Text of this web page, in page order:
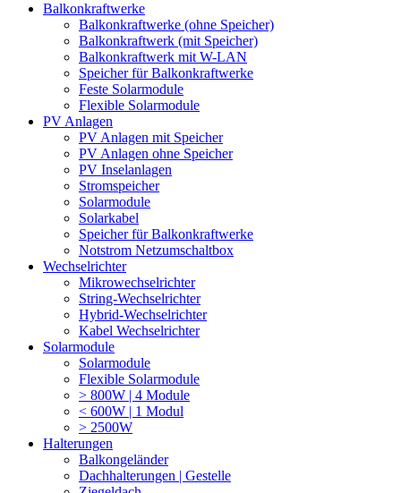
Balkonkraftwerke
Balkonkraftwerke (ohne Speicher)
Balkonkraftwerk (mit Speicher)
Balkonkraftwerk mit W-LAN
Speicher für Balkonkraftwerke
Feste Solarmodule
Flexible Solarmodule
PV Anlagen
PV Anlagen mit Speicher
PV Anlagen ohne Speicher
PV Inselanlagen
Stromspeicher
Solarmodule
Solarkabel
Speicher für Balkonkraftwerke
Notstrom Netzumschaltbox
Wechselrichter
Mikrowechselrichter
String-Wechselrichter
Hybrid-Wechselrichter
Kabel Wechselrichter
Solarmodule
Solarmodule
Flexible Solarmodule
> 800W | 4 Module
< 600W | 1 Modul
> 2500W
Halterungen
Balkongeländer
Dachhalterungen | Gestelle